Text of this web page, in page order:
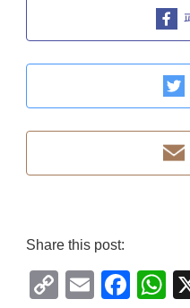
Share this post:
C
E
F